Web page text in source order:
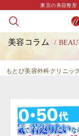
東京の美容整形
美容コラム /
もとび美容外科クリニック